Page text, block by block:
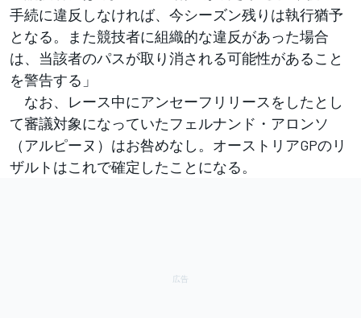
手続に違反しなければ、今シーズン残りは執行猶予
となる。また競技者に組織的な違反があった場合
は、当該者のパスが取り消される可能性があること
を警告する」
なお、レース中にアンセーフリリースをしたとし
て審議対象になっていたフェルナンド・アロンソ
（アルピーヌ）はお咎めなし。オーストリアGPのリ
ザルトはこれで確定したことになる。